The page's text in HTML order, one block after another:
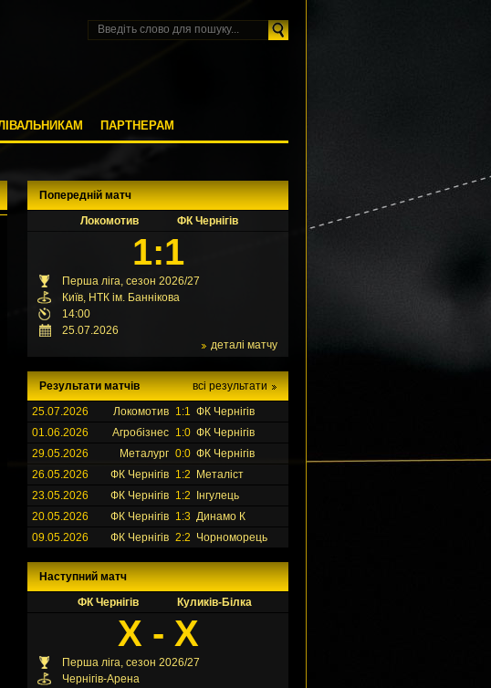
ПАРТНЕРАМ
Попередній матч
Локомотив
ФК Чернігів
1:1
Перша ліга, сезон 2026/27
Київ, НТК ім. Баннікова
14:00
25.07.2026
деталі матчу
всі результати
Результати матчів
25.07.2026
Локомотив 1:1 ФК Чернігів
01.06.2026
Агробізнес 1:0 ФК Чернігів
29.05.2026
Металург 0:0 ФК Чернігів
26.05.2026
ФК Чернігів 1:2
Металіст
23.05.2026
ФК Чернігів 1:2
Інгулець
20.05.2026
ФК Чернігів 1:3 Динамо К
09.05.2026
ФК Чернігів 2:2 Чорноморець
Наступний матч
ФК Чернігів
Куликів-Білка
X - X
Перша ліга, сезон 2026/27
Чернігів-Арена